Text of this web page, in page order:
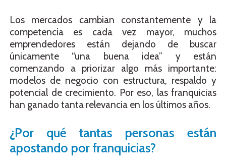
Los mercados cambian constantemente y la
competencia es cada vez mayor, muchos
emprendedores están dejando de buscar
únicamente “una buena idea” y están
comenzando a priorizar algo más importante:
modelos de negocio con estructura, respaldo y
potencial de crecimiento. Por eso, las franquicias
han ganado tanta relevancia en los últimos años.
¿Por qué tantas personas están
apostando por franquicias?